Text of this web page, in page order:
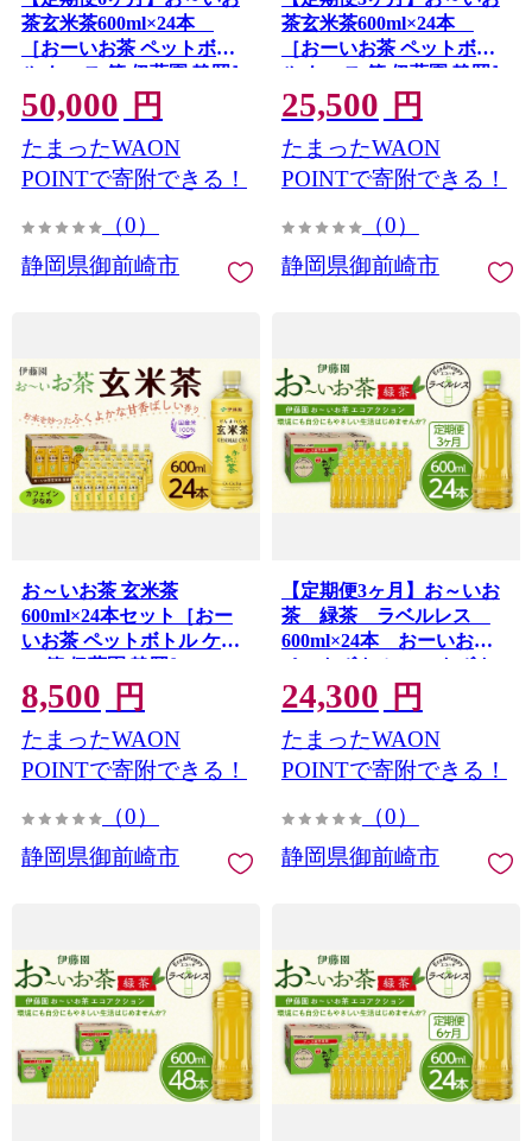
茶玄米茶600ml×24本
［おーいお茶 ペットボト
ル ケース 箱 伊藤園 静岡］
50,000 円
たまったWAON
POINTで寄附できる！
（0）
静岡県御前崎市
茶玄米茶600ml×24本
［おーいお茶 ペットボト
ル ケース 箱 伊藤園 静岡］
25,500 円
たまったWAON
POINTで寄附できる！
（0）
静岡県御前崎市
お～いお茶 玄米茶
600ml×24本セット［おー
いお茶 ペットボトル ケー
ス 箱 伊藤園 静岡］
8,500 円
たまったWAON
POINTで寄附できる！
（0）
静岡県御前崎市
【定期便3ヶ月】お～いお
茶 緑茶 ラベルレス
600ml×24本 おーいお茶
ペットボトル ぺットボト
ル飲料 ケース 箱 伊藤園 静
岡 カテキン 送料無料 健康
飲料 ソフトドリンク まと
め買い 常備品 防災 お
24,300 円
たまったWAON
POINTで寄附できる！
（0）
静岡県御前崎市